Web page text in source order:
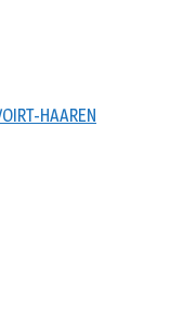
HAAREN